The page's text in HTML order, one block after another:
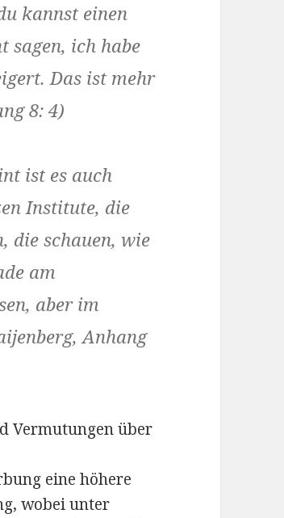
kannst einen
sagen, ich habe
Das ist mehr
8: 4)
ist es auch
Institute, die
die schauen, wie
am
aber im
Anhang
Vermutungen über
eine höhere
wobei unter